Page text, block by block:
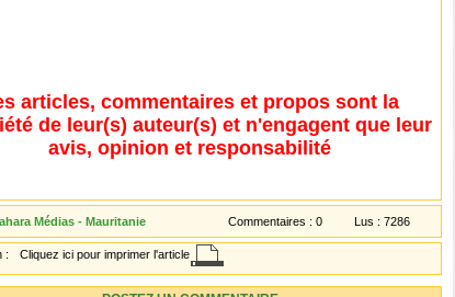
articles, commentaires et propos sont la
de leur(s) auteur(s) et n'engagent que leur
avis, opinion et responsabilité
Médias - Mauritanie Commentaires : 0 Lus : 7286
: Cliquez ici pour imprimer l'article